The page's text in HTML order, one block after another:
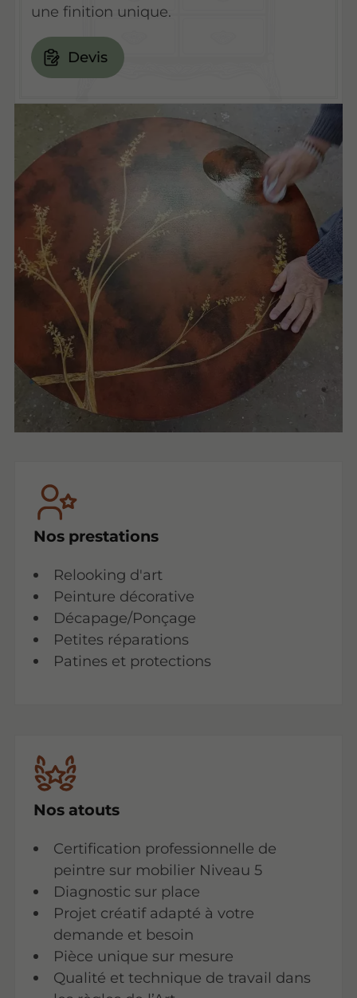
une finition unique.
Devis
Nos prestations
Relooking d'art
Peinture décorative
Décapage/Ponçage
Petites réparations
Patines et protections
Nos atouts
Certification professionnelle de
peintre sur mobilier Niveau 5
Diagnostic sur place
Projet créatif adapté à votre
demande et besoin
Pièce unique sur mesure
Qualité et technique de travail dans